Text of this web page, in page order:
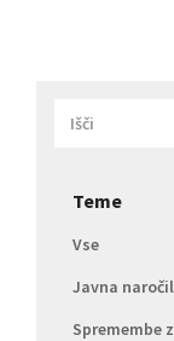
Teme
Vse
Javna
Spremembe